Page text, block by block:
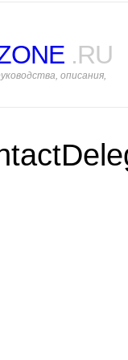
.RU
описания,